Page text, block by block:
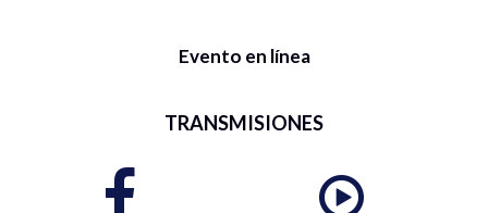
Evento en línea
TRANSMISIONES